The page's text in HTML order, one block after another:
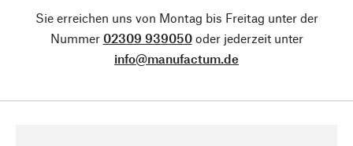
Sie erreichen uns von Montag bis Freitag unter der
Nummer 02309 939050oder jederzeit unter
info@manufactum.de